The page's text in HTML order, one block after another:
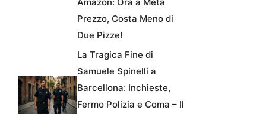
Prezzo, Costa Meno di
Due Pizze!
La Tragica Fine di
Samuele Spinelli a
Barcellona: Inchieste,
Fermo Polizia e Coma – Il